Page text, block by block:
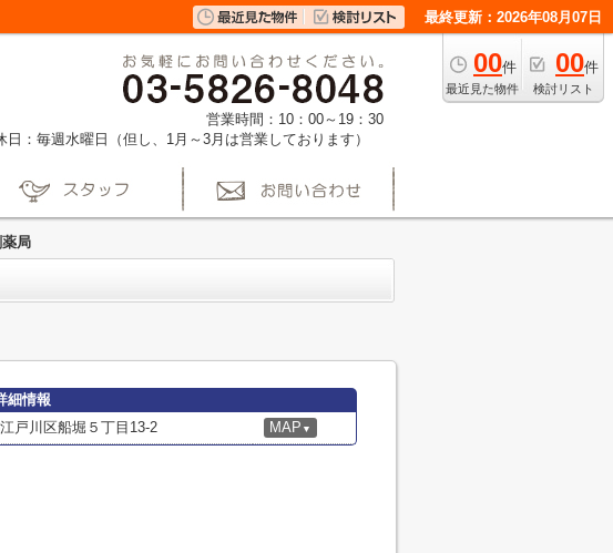
最終更新：2026年08月07日
00件
最近見た物件
00件
検討リスト
営業時間：10：00～19：30
日：毎週水曜日（但し、1月～3月は営業しております）
局
細情報
戸川区船堀５丁目13-2 MAP ▼